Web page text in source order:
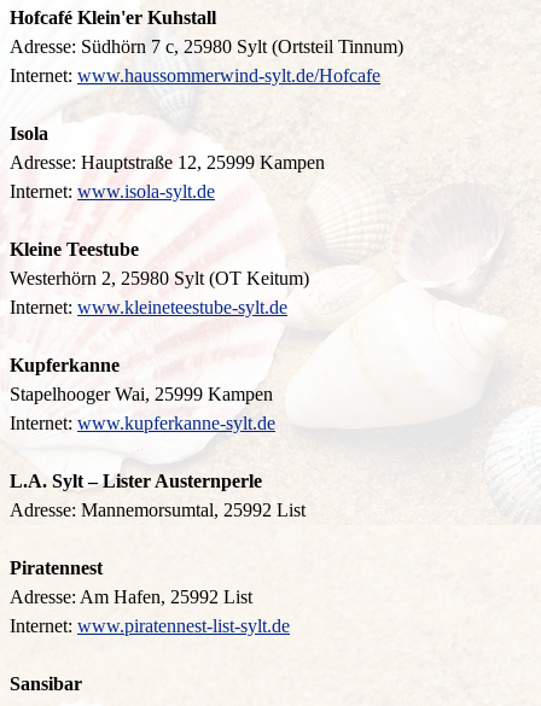
Hofcafé Klein'er Kuhstall
Adresse: Südhörn 7 c, 25980 Sylt (Ortsteil Tinnum)
Internet: www.haussommerwind-sylt.de/Hofcafe
Isola
Adresse: Hauptstraße 12, 25999 Kampen
Internet: www.isola-sylt.de
Kleine Teestube
Westerhörn 2, 25980 Sylt (OT Keitum)
Internet: www.kleineteestube-sylt.de
Kupferkanne
Stapelhooger Wai, 25999 Kampen
Internet: www.kupferkanne-sylt.de
L.A. Sylt – Lister Austernperle
Adresse: Mannemorsumtal, 25992 List
Piratennest
Adresse: Am Hafen, 25992 List
Internet: www.piratennest-list-sylt.de
Sansibar